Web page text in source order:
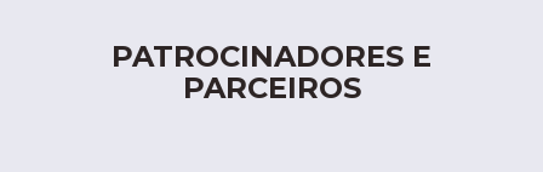
PATROCINADORES E
PARCEIROS